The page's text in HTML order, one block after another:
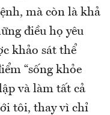
mà còn là khả
điều họ yêu
khảo sát thể
“sống khỏe
và làm tất cả
tôi, thay vì chỉ